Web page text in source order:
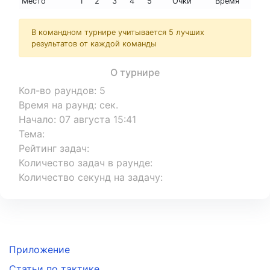
В командном турнире учитывается 5 лучших
результатов от каждой команды
О турнире
Кол-во раундов: 5
Время на раунд: сек.
Начало: 07 августа 15:41
Тема:
Рейтинг задач:
Количество задач в раунде:
Количество секунд на задачу:
Приложение